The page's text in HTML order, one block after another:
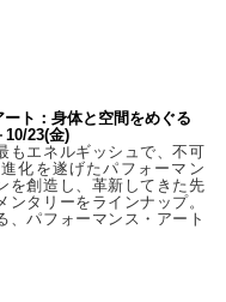
ト：身体と空間をめぐる
23(金)
もエネルギッシュで、不可
化を遂げたパフォーマン
を創造し、革新してきた先
ンタリーをラインナップ。
、パフォーマンス・アート